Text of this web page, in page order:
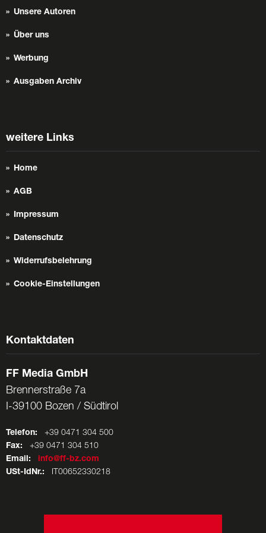
Unsere Autoren
Über uns
Werbung
Ausgaben Archiv
weitere Links
Home
AGB
Impressum
Datenschutz
Widerrufsbelehrung
Cookie-Einstellungen
Kontaktdaten
FF Media GmbH
Brennerstraße 7a
I-39100 Bozen / Südtirol
Telefon: +39 0471 304 500
Fax: +39 0471 304 510
Email:
info@ff-bz.com
USt-IdNr.: IT00652330218